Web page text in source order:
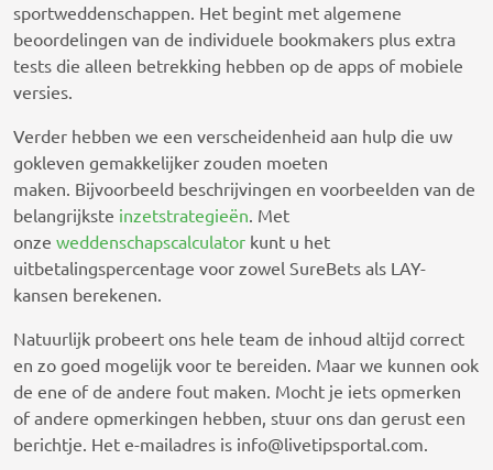
sportweddenschappen. Het begint met algemene
beoordelingen van de individuele bookmakers plus extra
tests die alleen betrekking hebben op de apps of mobiele
versies.
Verder hebben we een verscheidenheid aan hulp die uw
gokleven gemakkelijker zouden moeten
maken. Bijvoorbeeld beschrijvingen en voorbeelden van de
belangrijkste inzetstrategieën. Met
onze weddenschapscalculator kunt u het
uitbetalingspercentage voor zowel SureBets als LAY-
kansen berekenen.
Natuurlijk probeert ons hele team de inhoud altijd correct
en zo goed mogelijk voor te bereiden. Maar we kunnen ook
de ene of de andere fout maken. Mocht je iets opmerken
of andere opmerkingen hebben, stuur ons dan gerust een
berichtje. Het e-mailadres is info@livetipsportal.com.